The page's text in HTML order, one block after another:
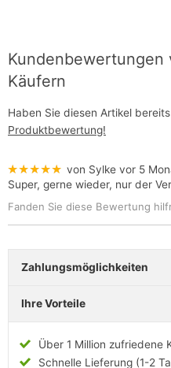
Käufern
Haben Sie diesen Artikel
Produktbewertung!
★★★★★ von Sylke vor 5
Super, gerne wieder, nur der
Fanden Sie diese Bewertung
Zahlungsmöglichkeiten
Ihre Vorteile
Über 1 Million zufriedene
Schnelle Lieferung (1-2